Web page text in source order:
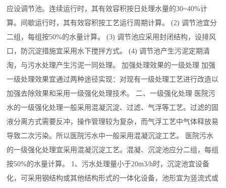
应设调节池。连续运行时，其有效容积按日处理水量的30~40%计
算。间歇运行时，其有效容积按工艺运行周期计算。 (2) 调节池宜分
二组，每组按50%的水量计算。 (3) 调节池应采用封闭结构，设排风
口，防沉淀措施宜采用水下搅拌方式。 (4) 调节池产生污泥定期清
淘，与污水处理产生污泥一同处理。 加强处理效果的一级处理 加强
一级处理效果宜通过两种途径实现：对现有一级处理工艺进行改造以
加强去除效果和采用一级强化处理技术。 二、一级强化处理 医院污
水的一级强化处理一般采用混凝沉淀、过滤、气浮等工艺。过滤的固
液分离方式需要反冲，操作管理较为复杂，而气浮工艺中气体释放易
导致二次污染。所以医院污水中一般采用混凝沉淀工艺。 医院污水
的一级强化处理宜采用混凝沉淀工艺。混凝、沉淀池应分二组，每组
按50%的水量计算。 1、污水处理量小于20m3/h时，沉淀池宜设备
化，可采用钢结构或其他结构形式的一体化设备，池形宜为竖流式或